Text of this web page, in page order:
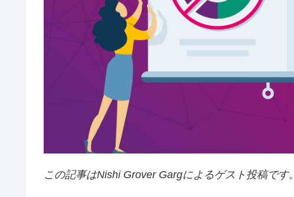
この記事はNishi Grover Gargによるゲスト投稿です。